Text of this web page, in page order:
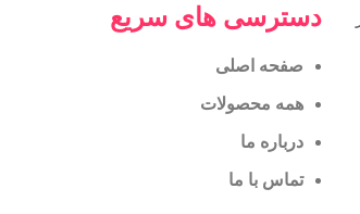
دسترسی های سریع
صفحه اصلی
همه محصولات
درباره ما
تماس با ما